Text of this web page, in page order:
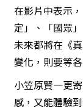
在影片中表示
定」、「國眾
未來都將在《
變化，則要等
小笠原賢一更
感，又能體驗